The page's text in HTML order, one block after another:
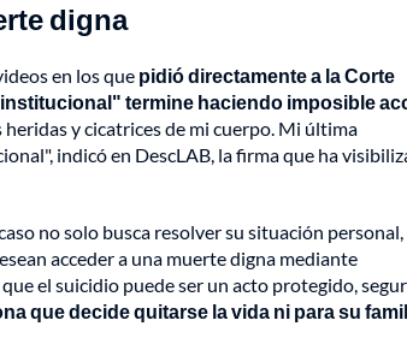
digna
en los que pidió directamente a la Corte
termine haciendo imposible
y cicatrices de mi cuerpo. Mi última
indicó en DescLAB, la firma que ha
no solo busca resolver su situación personal,
acceder a una muerte digna mediante
el suicidio puede ser un acto protegido,
que decide quitarse la vida ni para su